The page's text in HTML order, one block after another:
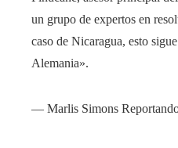
un grupo de expertos en
caso de Nicaragua, esto
Alemania».
— Marlis Simons